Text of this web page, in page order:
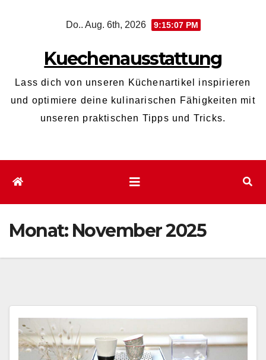
Do.. Aug. 6th, 2026 9:15:07 PM
Kuechenausstattung
Lass dich von unseren Küchenartikel inspirieren
und optimiere deine kulinarischen Fähigkeiten mit
unseren praktischen Tipps und Tricks.
Monat: November 2025